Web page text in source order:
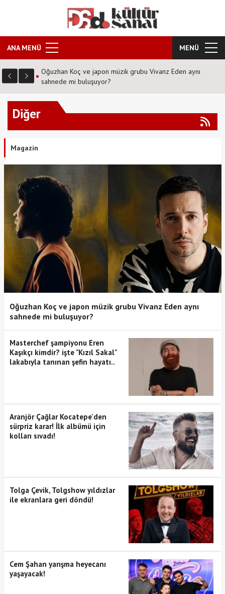
ANA MENÜ MENÜ
Oğuzhan Koç ve japon müzik grubu Vivanz Eden aynı
sahnede mi buluşuyor?
Diğer
Magazin
Oğuzhan Koç ve japon müzik grubu Vivanz Eden aynı
sahnede mi buluşuyor?
Masterchef şampiyonu Eren
Kaşıkçı kimdir? işte "Kızıl Sakal"
lakabıyla tanınan şefin hayatı..
Aranjör Çağlar Kocatepe'den
sürpriz karar! İlk albümü için
kolları sıvadı!
Tolga Çevik, Tolgshow yıldızlar
ile ekranlara geri döndü!
Cem Şahan yarışma heyecanı
yaşayacak!